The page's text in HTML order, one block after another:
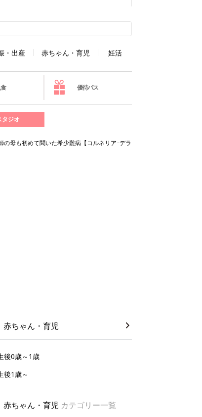
・出産 赤ちゃん・育児 妊活
優待パス
タジオ
の母も初めて聞いた希少難病【コルネリア･デラ
赤ちゃん・育児
後0歳～1歳
後1歳～
赤ちゃん・育児 カテゴリー一覧